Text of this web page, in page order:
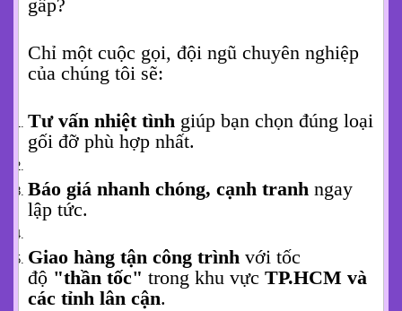
gấp?
Chỉ một cuộc gọi, đội ngũ chuyên nghiệp
của chúng tôi sẽ:
Tư vấn nhiệt tình giúp bạn chọn đúng loại
gối đỡ phù hợp nhất.
Báo giá nhanh chóng, cạnh tranh ngay
lập tức.
Giao hàng tận công trình với tốc
độ "thần tốc" trong khu vực TP.HCM và
các tỉnh lân cận.